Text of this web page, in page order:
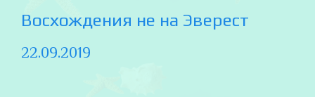
Восхождения не на Эверест
22.09.2019